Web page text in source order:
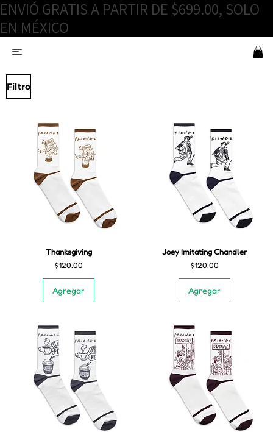
ENVIÓ GRATIS A PARTIR DE $699.00, SOLO
EN MÉXICO
Filtro
Thanksgiving
Precio
$120.00
Agregar
Joey Imitating Chandler
Precio
$120.00
Agregar